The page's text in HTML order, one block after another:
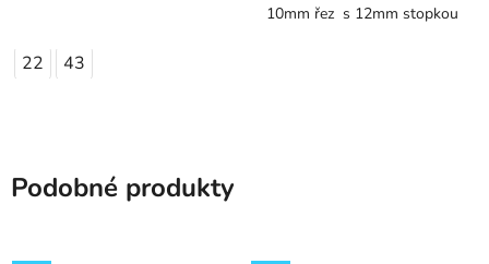
22 43
10mm řez s 12mm stopkou
Podobné produkty